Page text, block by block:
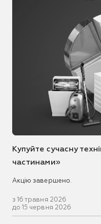
Купуйте сучасну
частинами»
Акцію завершено.
з 16 травня 2026
до 15 червня 2026